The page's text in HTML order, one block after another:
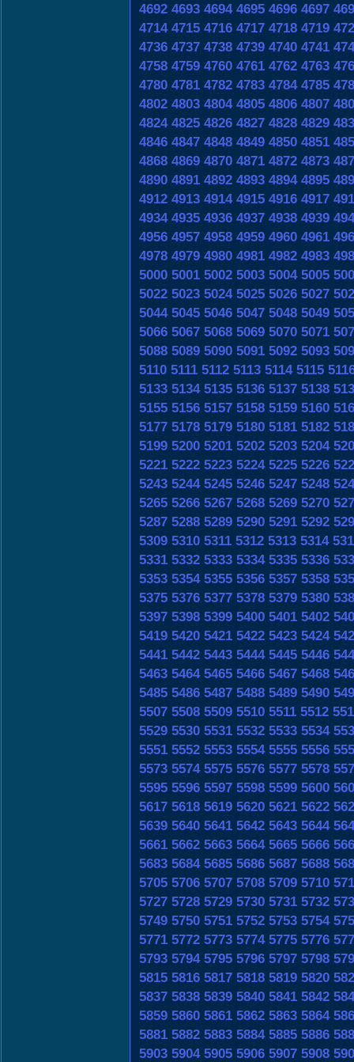
4692 4693 4694 4695 4696 4697
4714 4715 4716 4717 4718 4719
4736 4737 4738 4739 4740 4741
4758 4759 4760 4761 4762 4763
4780 4781 4782 4783 4784 4785
4802 4803 4804 4805 4806 4807
4824 4825 4826 4827 4828 4829
4846 4847 4848 4849 4850 4851
4868 4869 4870 4871 4872 4873
4890 4891 4892 4893 4894 4895
4912 4913 4914 4915 4916 4917
4934 4935 4936 4937 4938 4939
4956 4957 4958 4959 4960 4961
4978 4979 4980 4981 4982 4983
5000 5001 5002 5003 5004 5005
5022 5023 5024 5025 5026 5027
5044 5045 5046 5047 5048 5049
5066 5067 5068 5069 5070 5071
5088 5089 5090 5091 5092 5093
5110 5111 5112 5113 5114 5115
5133 5134 5135 5136 5137 5138
5155 5156 5157 5158 5159 5160
5177 5178 5179 5180 5181 5182
5199 5200 5201 5202 5203 5204
5221 5222 5223 5224 5225 5226
5243 5244 5245 5246 5247 5248
5265 5266 5267 5268 5269 5270
5287 5288 5289 5290 5291 5292
5309 5310 5311 5312 5313 5314
5331 5332 5333 5334 5335 5336
5353 5354 5355 5356 5357 5358
5375 5376 5377 5378 5379 5380
5397 5398 5399 5400 5401 5402
5419 5420 5421 5422 5423 5424
5441 5442 5443 5444 5445 5446
5463 5464 5465 5466 5467 5468
5485 5486 5487 5488 5489 5490
5507 5508 5509 5510 5511 5512
5529 5530 5531 5532 5533 5534
5551 5552 5553 5554 5555 5556
5573 5574 5575 5576 5577 5578
5595 5596 5597 5598 5599 5600
5617 5618 5619 5620 5621 5622
5639 5640 5641 5642 5643 5644
5661 5662 5663 5664 5665 5666
5683 5684 5685 5686 5687 5688
5705 5706 5707 5708 5709 5710
5727 5728 5729 5730 5731 5732
5749 5750 5751 5752 5753 5754
5771 5772 5773 5774 5775 5776
5793 5794 5795 5796 5797 5798
5815 5816 5817 5818 5819 5820
5837 5838 5839 5840 5841 5842
5859 5860 5861 5862 5863 5864
5881 5882 5883 5884 5885 5886
5903 5904 5905 5906 5907 5908